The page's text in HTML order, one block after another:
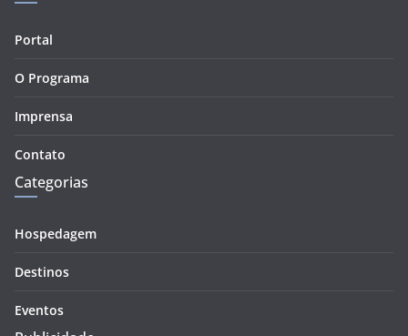
Portal
O Programa
Imprensa
Contato
Categorias
Hospedagem
Destinos
Eventos